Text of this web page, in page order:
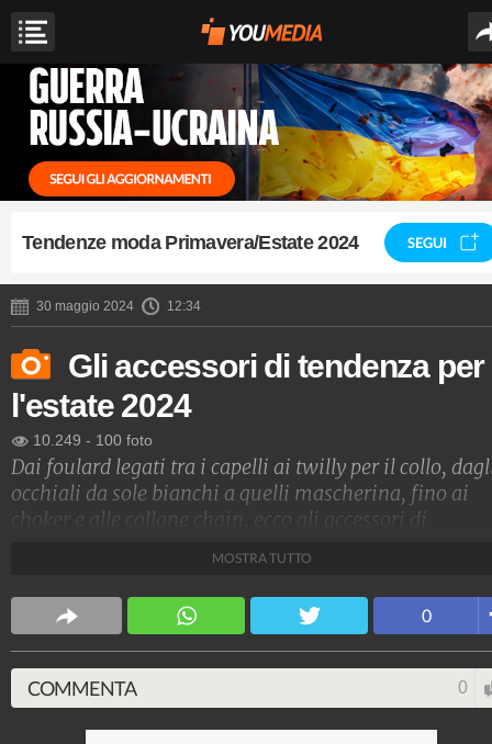
Tendenze moda Primavera/Estate 2024 SEGUI
30 maggio 2024 12:34
Gli accessori di tendenza per
l'estate 2024
10.249 - 100 foto
Dai foulard legati tra i capelli ai twilly per il collo,
occhiali da sole bianchi a quelli mascherina, fino ai
choker e alle collane chain, ecco gli accessori di
Stile e trend
MOSTRA TUTTO
0
COMMENTA 0